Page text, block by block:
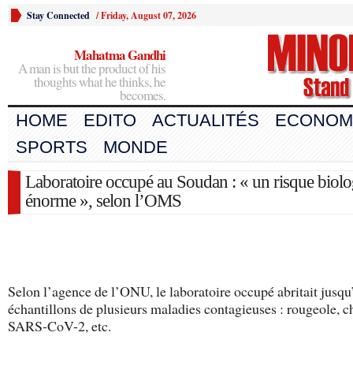
Stay Connected /Friday, August 07, 2026
Mahatma Gandhi
A man is but the product of his
thoughts what he thinks, he
becomes.
HOME EDITO ACTUALITÉS
SPORTS
MONDE
Laboratoire occupé au Soudan : « un risque
énorme », selon l’OMS
Selon l’agence de l’ONU, le laboratoire occupé abritait
échantillons de plusieurs maladies contagieuses : rougeole,
SARS-CoV-2, etc.